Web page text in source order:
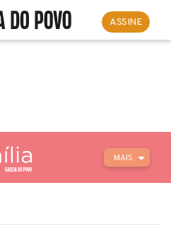
ASSINE
MAIS